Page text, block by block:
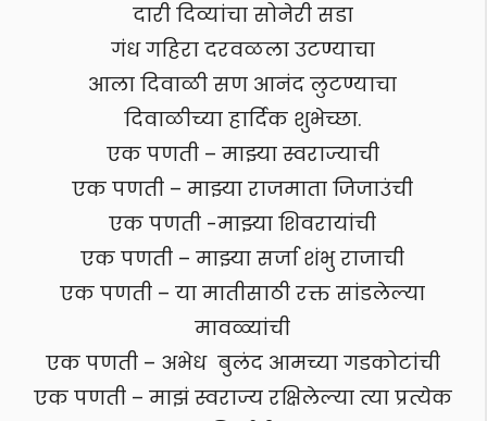
दारी दिव्यांचा सोनेरी सडा
गंध गहिरा दरवळला उटण्याचा
आला दिवाळी सण आनंद लुटण्याचा
दिवाळीच्या हार्दिक शुभेच्छा.
एक पणती – माझ्या स्वराज्याची
एक पणती – माझ्या राजमाता जिजाउंची
एक पणती -माझ्या शिवरायांची
एक पणती – माझ्या सर्जा शंभु राजाची
एक पणती – या मातीसाठी रक्त सांडलेल्या
मावळ्यांची
एक पणती – अभेध बुलंद आमच्या गडकोटांची
एक पणती – माझं स्वराज्य रक्षिलेल्या त्या प्रत्येक